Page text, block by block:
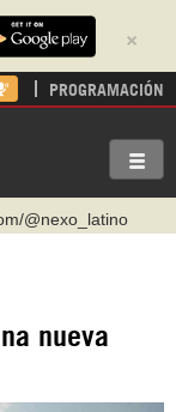
×
PROGRAMACIÓN
@nexo_latino
hispantv
79 29 404
nueva